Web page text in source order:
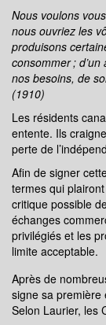
Nous voulons
nous ouvriez les
produisons
consommer ;
nos besoins, de
(1910)
Les résidents
entente. Ils
perte de
Afin de signer
termes qui
critique possible
échanges
privilégiés et les
limite acceptable.
Après de
signe sa première
Selon Laurier, les